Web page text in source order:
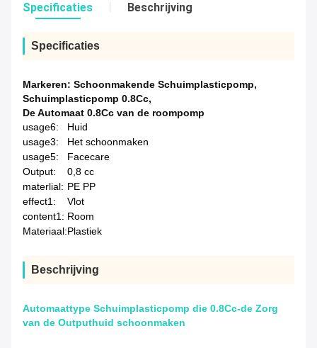
Specificaties Beschrijving
Specificaties
Markeren: Schoonmakende Schuimplasticpomp,
Schuimplasticpomp 0.8Cc,
De Automaat 0.8Cc van de roompomp
usage6:
Huid
usage3:
Het schoonmaken
usage5:
Facecare
Output:
0,8 cc
materlial: PE PP
effect1:
Vlot
content1: Room
Materiaal:Plastiek
Beschrijving
Automaattype Schuimplasticpomp die 0.8Cc-de Zorg
van de Outputhuid schoonmaken